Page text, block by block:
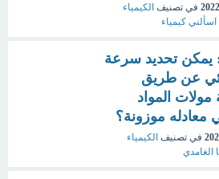
في تصنيف الكيمياء
اسألني كيمياء
تحديد سرعة
عن طريق
المواد
معادله موزونة؟
في تصنيف الكيمياء
الغامدي